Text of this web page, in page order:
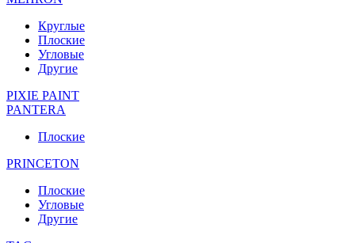
Круглые
Плоские
Угловые
Другие
PIXIE PAINT
PANTERA
Плоские
PRINCETON
Плоские
Угловые
Другие